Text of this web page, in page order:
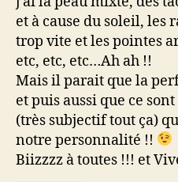
et à cause du soleil, les
trop vite et les pointes
etc, etc, etc…Ah ah !!
Mais il parait que la
et puis aussi que ce
(très subjectif tout ça)
notre personnalité !!
Biizzzz à toutes !!! et